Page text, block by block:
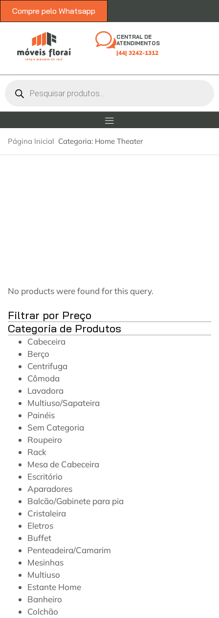
Compre pelo Whatsapp
CENTRAL DE
ATENDIMENTOS
|44| 3242-1312
Página Inicial Categoria: Home Theater
No products were found for this query.
Filtrar por Preço
Categoria de Produtos
Cabeceira
Berço
Centrifuga
Cômoda
Lavadora
Multiuso/Sapateira
Painéis
Sem Categoria
Roupeiro
Rack
Mesa de Cabeceira
Escritório
Aparadores
Balcão/Gabinete para pia
Cristaleira
Eletros
Buffet
Penteadeira/Camarim
Mesinhas
Multiuso
Estante Home
Banheiro
Colchão